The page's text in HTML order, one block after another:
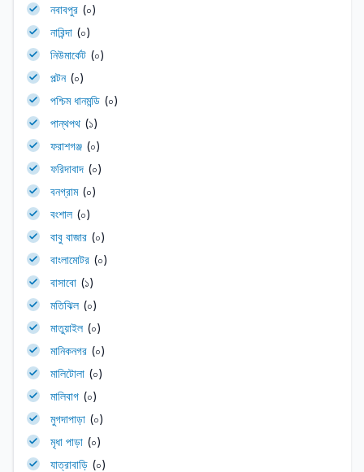
নবাবপুর (০)
নারিন্দা (০)
নিউমার্কেট (০)
পল্টন (০)
পশ্চিম ধানমন্ডি (০)
পান্থপথ (১)
ফরাশগঞ্জ (০)
ফরিদাবাদ (০)
বনগ্রাম (০)
বংশাল (০)
বাবু বাজার (০)
বাংলামোটর (০)
বাসাবো (১)
মতিঝিল (০)
মাতুয়াইল (০)
মানিকনগর (০)
মালিটোলা (০)
মালিবাগ (০)
মুগদাপাড়া (০)
মৃধা পাড়া (০)
যাত্রাবাড়ি (০)